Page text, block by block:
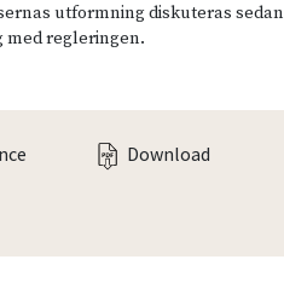
utformning diskuteras sedan
med regleringen.
Download